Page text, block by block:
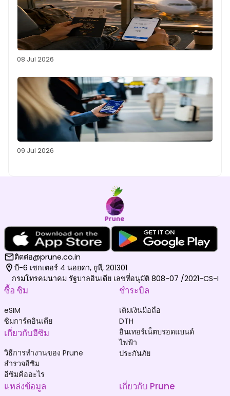
08 Jul 2026
09 Jul 2026
ติดต่อ@prune.co.in
บี-6 เซกเตอร์ 4 นอยดา, ยูพี, 201301
กรมโทรคมนาคม รัฐบาลอินเดีย เลขที่อนุมัติ 808-07 /2021-CS-I
ซื้อ ซิม
eSIM
ซิมการ์ดอินเดีย
เกี่ยวกับอีซิม
วิธีการทำงานของ Prune
สำรวจอีซิม
อีซิมคืออะไร
ชำระบิล
เติมเงินมือถือ
DTH
อินเทอร์เน็ตบรอดแบนด์
ไฟฟ้า
ประกันภัย
แหล่งข้อมูล เกี่ยวกับ Prune